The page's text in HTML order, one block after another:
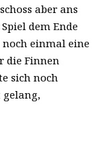
aber ans
dem Ende
noch einmal eine
die Finnen
sich noch
gelang,